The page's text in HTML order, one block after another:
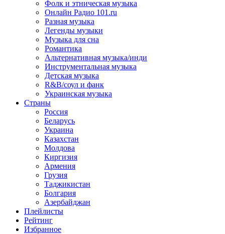
Фолк и этническая музыка
Онлайн Радио 101.ru
Разная музыка
Легенды музыки
Музыка для сна
Романтика
Альтернативная музыка/инди
Инструментальная музыка
Детская музыка
R&B/cоул и фанк
Украинская музыка
Страны
Россия
Беларусь
Украина
Казахстан
Молдова
Киргизия
Армения
Грузия
Таджикистан
Болгария
Азербайджан
Плейлисты
Рейтинг
Избранное